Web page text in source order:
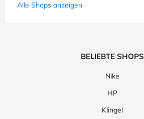
Alle Shops anzeigen
BELIEBTE SHOPS
Nike
HP
Klingel